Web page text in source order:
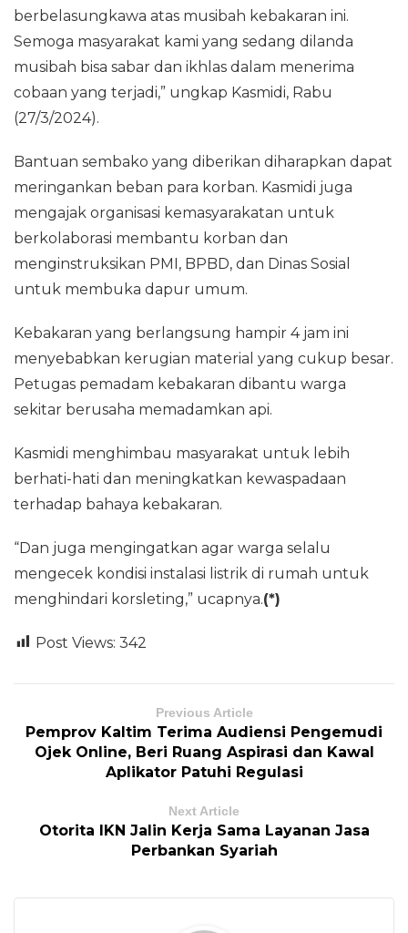
berbelasungkawa atas musibah kebakaran ini.
Semoga masyarakat kami yang sedang dilanda
musibah bisa sabar dan ikhlas dalam menerima
cobaan yang terjadi,” ungkap Kasmidi, Rabu
(27/3/2024).
Bantuan sembako yang diberikan diharapkan dapat
meringankan beban para korban. Kasmidi juga
mengajak organisasi kemasyarakatan untuk
berkolaborasi membantu korban dan
menginstruksikan PMI, BPBD, dan Dinas Sosial
untuk membuka dapur umum.
Kebakaran yang berlangsung hampir 4 jam ini
menyebabkan kerugian material yang cukup besar.
Petugas pemadam kebakaran dibantu warga
sekitar berusaha memadamkan api.
Kasmidi menghimbau masyarakat untuk lebih
berhati-hati dan meningkatkan kewaspadaan
terhadap bahaya kebakaran.
“Dan juga mengingatkan agar warga selalu
mengecek kondisi instalasi listrik di rumah untuk
menghindari korsleting,” ucapnya.(*)
Post Views: 342
Previous Article
Pemprov Kaltim Terima Audiensi Pengemudi
Ojek Online, Beri Ruang Aspirasi dan Kawal
Aplikator Patuhi Regulasi
Next Article
Otorita IKN Jalin Kerja Sama Layanan Jasa
Perbankan Syariah